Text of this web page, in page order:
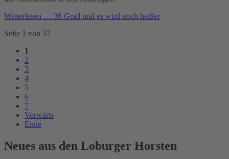
Weiterlesen … 36 Grad und es wird noch heißer
Seite 1 von 57
1
2
3
4
5
6
7
Vorwärts
Ende
Neues aus den Loburger Horsten